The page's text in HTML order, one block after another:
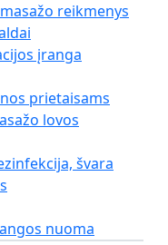
reikmenys
įranga
prietaisams
lovos
švara
nuoma